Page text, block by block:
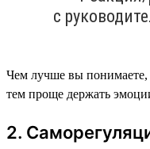
с
Чем лучше вы понимаете,
тем проще держать
2.